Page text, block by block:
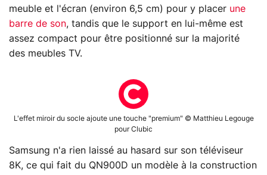
meuble et l'écran (environ 6,5 cm) pour y placer une
barre de son, tandis que le support en lui-même est
assez compact pour être positionné sur la majorité
des meubles TV.
L'effet miroir du socle ajoute une touche "premium" © Matthieu Legouge
pour Clubic
Samsung n'a rien laissé au hasard sur son téléviseur
8K, ce qui fait du QN900D un modèle à la construction